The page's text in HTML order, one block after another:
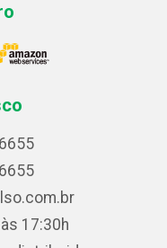
17:30h